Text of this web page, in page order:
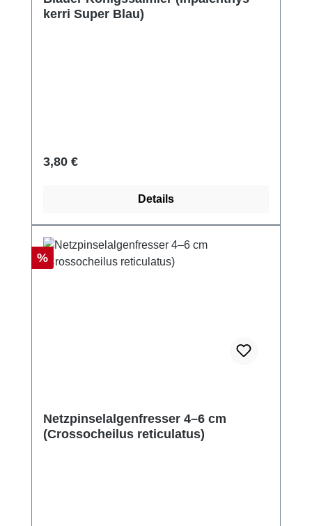
kerri Super Blau)
Regulärer Preis:
3,80 €
Details
Rabatt
%
Netzpinselalgenfresser 4–6 cm
(Crossocheilus reticulatus)